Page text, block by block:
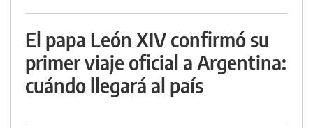
El papa León XIV confirmó su
primer viaje oficial a Argentina:
cuándo llegará al país